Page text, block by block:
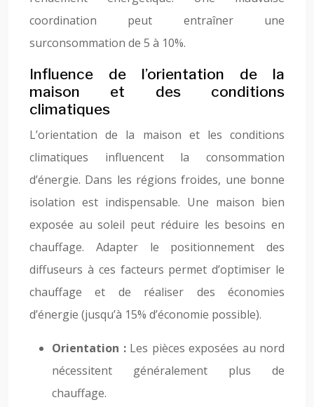
coordination peut entraîner une
surconsommation de 5 à 10%.
Influence de l’orientation de la
maison et des conditions
climatiques
L’orientation de la maison et les conditions
climatiques influencent la consommation
d’énergie. Dans les régions froides, une bonne
isolation est indispensable. Une maison bien
exposée au soleil peut réduire les besoins en
chauffage. Adapter le positionnement des
diffuseurs à ces facteurs permet d’optimiser le
chauffage et de réaliser des économies
d’énergie (jusqu’à 15% d’économie possible).
Orientation : Les pièces exposées au nord
nécessitent généralement plus de
chauffage.